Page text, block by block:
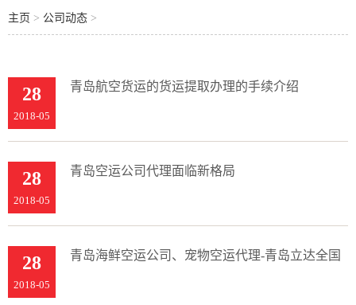
主页 > 公司动态 >
28
2018-05
青岛航空货运的货运提取办理的手续介绍
28
2018-05
青岛空运公司代理面临新格局
28
2018-05
青岛海鲜空运公司、宠物空运代理-青岛立达全国